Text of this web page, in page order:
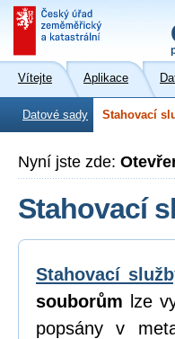
Vítejte Aplikace
Datové sady Stahovací
Nyní jste zde:
Stahovací
Stahovací
souborům lze
popsány v